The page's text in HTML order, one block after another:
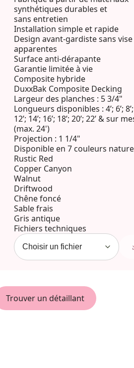
synthétiques durables et
sans entretien
Installation simple et rapide
Design avant-gardiste sans vise
apparentes
Surface anti-dérapante
Garantie limitée à vie
Composite hybride
DuxxBak Composite Decking
Largeur des planches : 5 3/4"
Longueurs disponibles : 4’; 6’; 8’;
12’; 14’; 16’; 18’; 20’; 22’ & sur
(max. 24')
Projection : 1 1/4"
Disponible en 7 couleurs
Rustic Red
Copper Canyon
Walnut
Driftwood
Chêne foncé
Sable frais
Gris antique
Fichiers techniques
Trouver un détaillant